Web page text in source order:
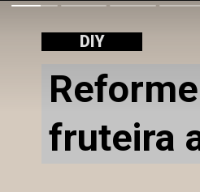
DIY
fruteira
fruteira